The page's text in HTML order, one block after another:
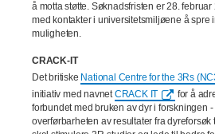
å motta støtte. Søknadsfristen er 28.
med kontakter i universitetsmiljøene å spre
muligheten.
CRACK-IT
Det britiske National Centre for the 3Rs
initiativ med navnetCRACK IT
for å
forbundet med bruken av dyr i forskningen
overførbarheten av resultater fra dyreforsøk